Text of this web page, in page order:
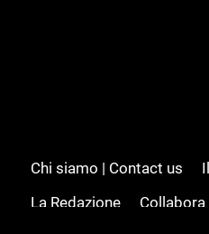
Chi siamo | Contact us
La Redazione
Collabora